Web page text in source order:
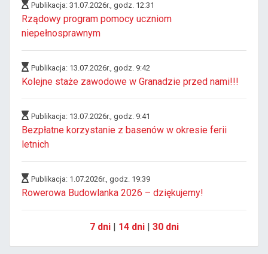
Publikacja: 31.07.2026r., godz. 12:31
Rządowy program pomocy uczniom
niepełnosprawnym
Publikacja: 13.07.2026r., godz. 9:42
Kolejne staże zawodowe w Granadzie przed nami!!!
Publikacja: 13.07.2026r., godz. 9:41
Bezpłatne korzystanie z basenów w okresie ferii
letnich
Publikacja: 1.07.2026r., godz. 19:39
Rowerowa Budowlanka 2026 – dziękujemy!
7 dni| 14 dni| 30 dni